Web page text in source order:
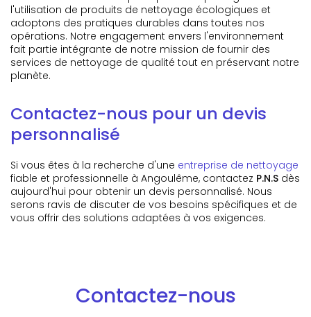
l'utilisation de produits de nettoyage écologiques et
adoptons des pratiques durables dans toutes nos
opérations. Notre engagement envers l'environnement
fait partie intégrante de notre mission de fournir des
services de nettoyage de qualité tout en préservant notre
planète.
Contactez-nous pour un devis
personnalisé
Si vous êtes à la recherche d'une entreprise de nettoyage
fiable et professionnelle à Angoulême, contactez P.N.S dès
aujourd'hui pour obtenir un devis personnalisé. Nous
serons ravis de discuter de vos besoins spécifiques et de
vous offrir des solutions adaptées à vos exigences.
Contactez-nous